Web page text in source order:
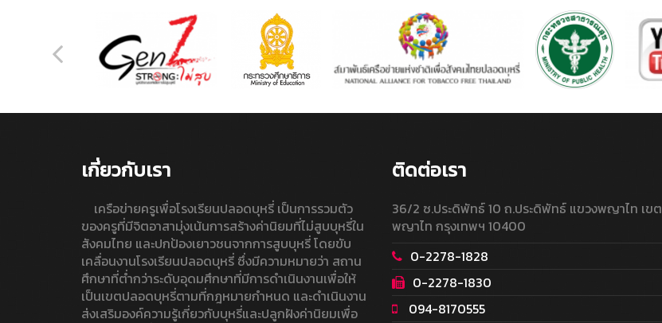
เกี่ยวกับเรา
เครือข่ายครูเพื่อโรงเรียนปลอดบุหรี่ เป็นการรวมตัว
ของครูที่มีจิตอาสามุ่งเน้นการสร้างค่านิยมที่ไม่สูบบุหรี่ใน
สังคมไทย และปกป้องเยาวชนจากการสูบบุหรี่ โดยขับ
เคลื่อนงานโรงเรียนปลอดบุหรี่ ซึ่งมีความหมายว่า สถาน
ศึกษาที่ต่ำกว่าระดับอุดมศึกษาที่มีการดำเนินงานเพื่อให้
เป็นเขตปลอดบุหรี่ตามที่กฎหมายกำหนด และดำเนินงาน
ส่งเสริมองค์ความรู้เกี่ยวกับบุหรี่และปลูกฝังค่านิยมเพื่อ
ติดต่อเรา
36/2 ซ.ประดิพัทธ์ 10 ถ.ประดิพัทธ์ แขวงพญาไท เขต
พญาไท กรุงเทพฯ 10400
0-2278-1828
0-2278-1830
094-8170555